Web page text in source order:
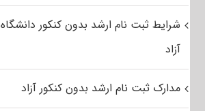
شرایط ثبت نام ارشد بدون کنکور دانشگاه
آزاد
مدارک ثبت نام ارشد بدون کنکور آزاد